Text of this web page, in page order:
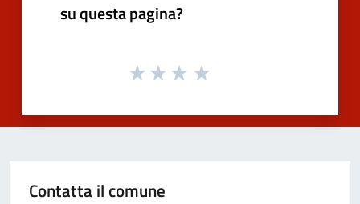
su questa pagina?
Contatta il comune